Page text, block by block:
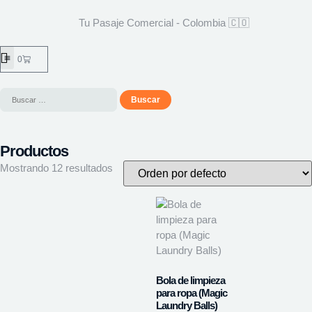
Tu Pasaje Comercial - Colombia 🇨🇴
0
Productos
Mostrando 12 resultados
Bola de limpieza
para ropa (Magic
Laundry Balls)